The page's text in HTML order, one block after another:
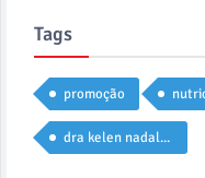
Tags
promoção
dra kelen nadaleti